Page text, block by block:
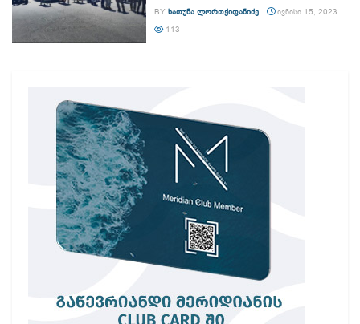
BY ᲮᲐᲗᲣᲜᲐ ᲚᲝᲠᲗᲥᲘᲤᲐᲜᲘᲫᲔ
ᲘᲕᲜᲘᲡᲘ 15, 2023
113